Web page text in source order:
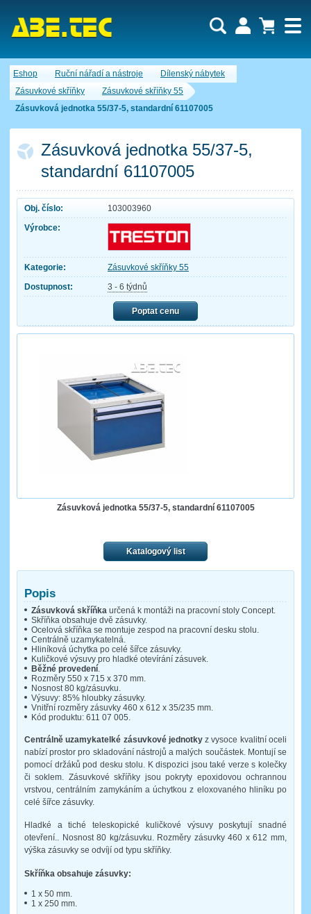
Eshop Ruční nářadí a nástroje
Dílenský nábytek
Zásuvkové skříňky
Zásuvkové skříňky 55
Zásuvková jednotka 55/37-5, standardní 61107005
Zásuvková jednotka 55/37-5,
standardní 61107005
Obj. číslo:
103003960
Výrobce:
Kategorie:
Zásuvkové skříňky 55
Dostupnost:
3 - 6 týdnů
Poptat cenu
Zásuvková jednotka 55/37-5, standardní 61107005
Katalogový list
Popis
Zásuvková skříňka určená k montáži na pracovní stoly Concept.
Skříňka obsahuje dvě zásuvky.
Ocelová skříňka se montuje zespod na pracovní desku stolu.
Centrálně uzamykatelná.
Hliníková úchytka po celé šířce zásuvky.
Kuličkové výsuvy pro hladké otevírání zásuvek.
Běžné provedení.
Rozměry 550 x 715 x 370 mm.
Nosnost 80 kg/zásuvku.
Výsuvy: 85% hloubky zásuvky.
Vnitřní rozměry zásuvky 460 x 612 x 35/235 mm.
Kód produktu: 611 07 005.
Centrálně uzamykatelké zásuvkové jednotkyz vysoce kvalitní oceli
nabízí prostor pro skladování nástrojů a malých součástek. Montují se
pomocí držáků pod desku stolu. K dispozici jsou také verze s kolečky
či soklem. Zásuvkové skříňky jsou pokryty epoxidovou ochrannou
vrstvou, centrálním zamykáním a úchytkou z eloxovaného hliníku po
celé šířce zásuvky.
Hladké a tiché teleskopické kuličkové výsuvy poskytují snadné
otevření.. Nosnost 80 kg/zásuvku. Rozměry zásuvky 460 x 612 mm,
výška zásuvky se odvíjí od typu skříňky.
Skříňka obsahuje zásuvky:
1 x 50 mm.
1 x 250 mm.
Nákupní košík je momentálně prázdný.
Cena celkem:0,00 CZK
Uživatel:
Heslo:
Zapomenuté heslo Nová registrace